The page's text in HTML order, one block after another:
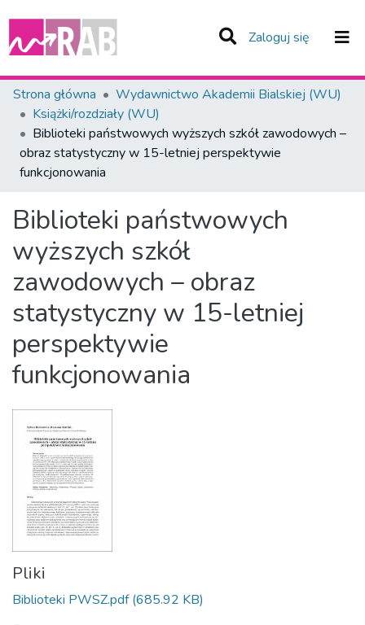
Zaloguj się (current)
Zespoły i Kolekcje
Statystyka
Całe Repozytorium
Strona główna
Wydawnictwo Akademii Bialskiej (WU)
Książki/rozdziały (WU)
Biblioteki państwowych wyższych szkół zawodowych –
obraz statystyczny w 15-letniej perspektywie
funkcjonowania
Biblioteki państwowych
wyższych szkół
zawodowych – obraz
statystyczny w 15-letniej
perspektywie
funkcjonowania
Pliki
Biblioteki PWSZ.pdf (685.92 KB)